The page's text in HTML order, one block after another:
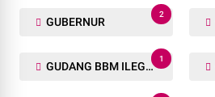
GUBERNUR
2
GUDANG BBM ILEGAL
1